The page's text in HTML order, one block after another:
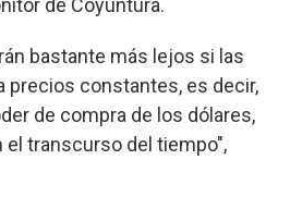
bastante más lejos si las
precios constantes, es decir,
de compra de los dólares,
el transcurso del tiempo",